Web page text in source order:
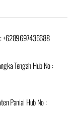
: +6289697436688
Tengah Hub No :
Paniai Hub No :